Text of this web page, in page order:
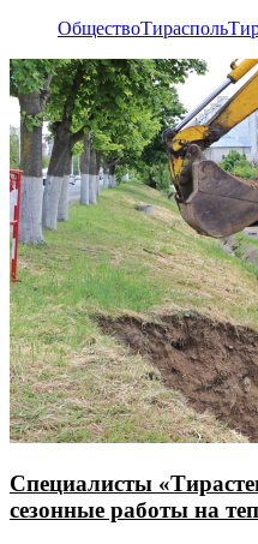
ОбществоТирасполь
Специалисты
сезонные работы на